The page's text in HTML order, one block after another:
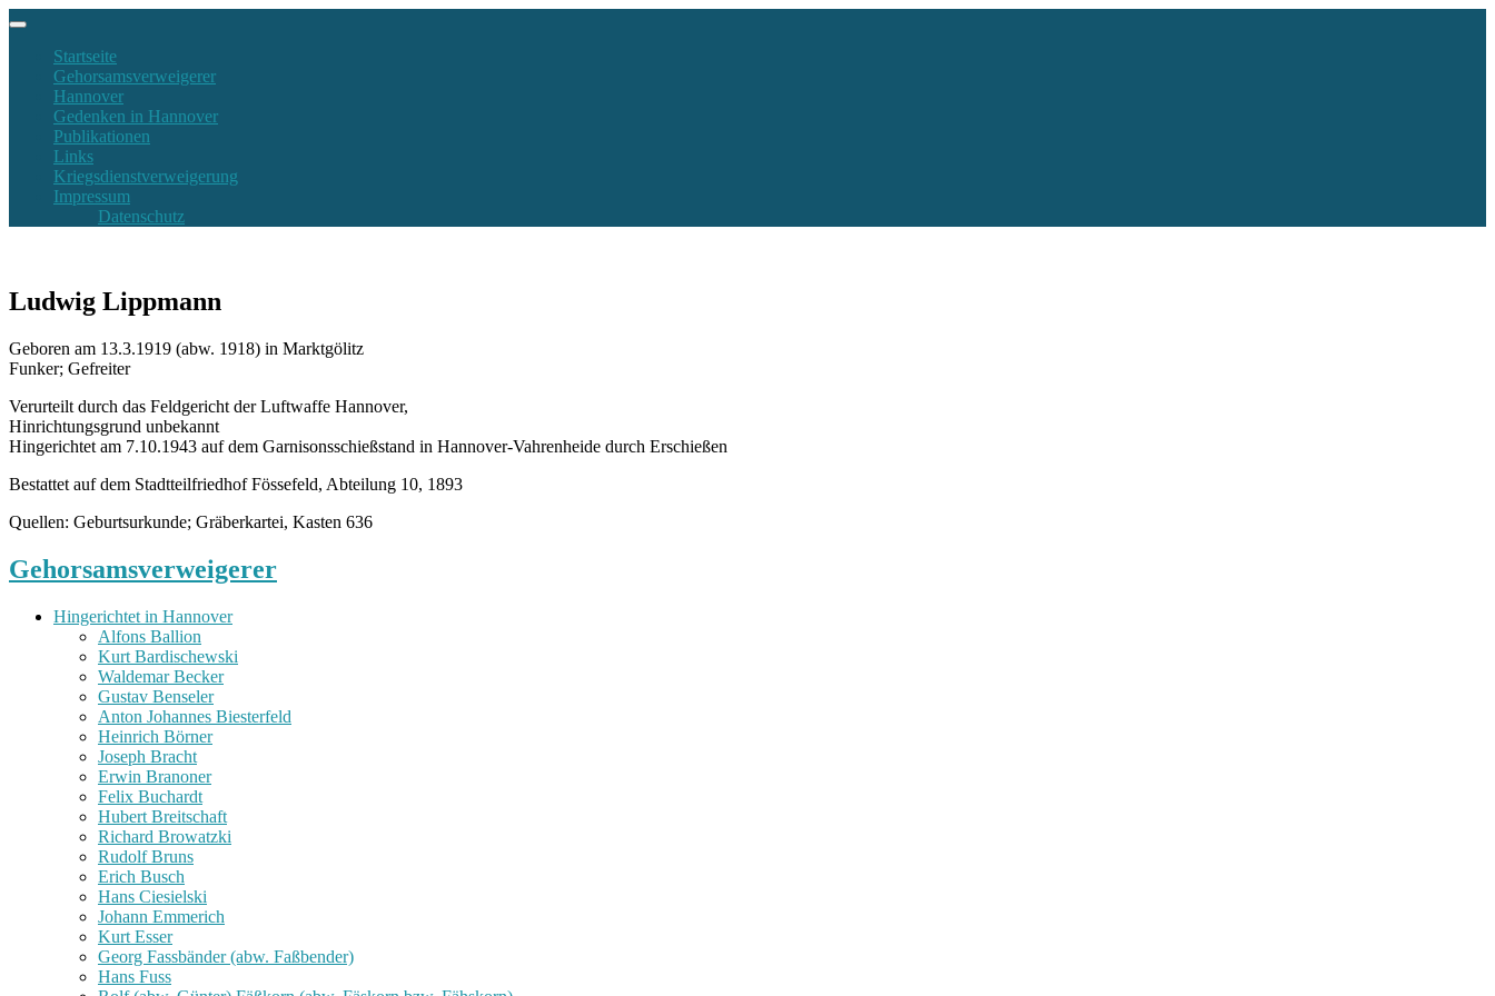
Startseite
Gehorsamsverweigerer
Hannover
Gedenken in Hannover
Publikationen
Links
Kriegsdienstverweigerung
Impressum
Datenschutz
Ludwig Lippmann
Geboren am 13.3.1919 (abw. 1918) in Marktgölitz
Funker; Gefreiter
Verurteilt durch das Feldgericht der Luftwaffe Hannover,
Hinrichtungsgrund unbekannt
Hingerichtet am 7.10.1943 auf dem Garnisonsschießstand in Hannover-Vahrenheide durch Erschießen
Bestattet auf dem Stadtteilfriedhof Fössefeld, Abteilung 10, 1893
Quellen: Geburtsurkunde; Gräberkartei, Kasten 636
Gehorsamsverweigerer
Hingerichtet in Hannover
Alfons Ballion
Kurt Bardischewski
Waldemar Becker
Gustav Benseler
Anton Johannes Biesterfeld
Heinrich Börner
Joseph Bracht
Erwin Branoner
Felix Buchardt
Hubert Breitschaft
Richard Browatzki
Rudolf Bruns
Erich Busch
Hans Ciesielski
Johann Emmerich
Kurt Esser
Georg Fassbänder (abw. Faßbender)
Hans Fuss